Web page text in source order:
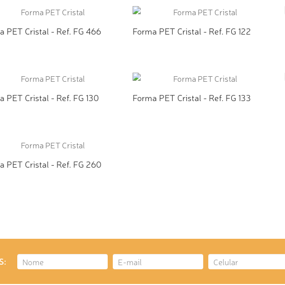
PET Cristal - Ref. FG 466 Forma PET Cristal - Ref. FG 122
PET Cristal - Ref. FG 130 Forma PET Cristal - Ref. FG 133
PET Cristal - Ref. FG 260